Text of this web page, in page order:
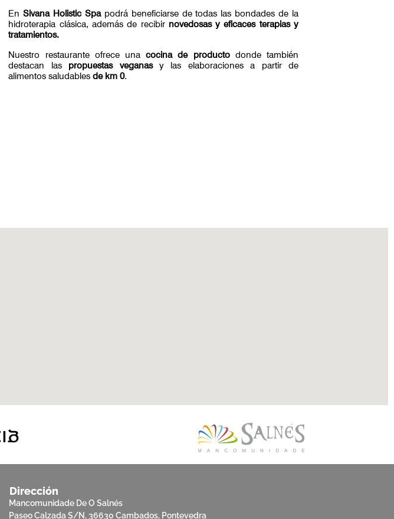
EnSivana Holistic Spapodrá beneficiarse de todas las bondades de la
hidroterapia clásica, además de recibir novedosas y eficaces terapias y
tratamientos.
Nuestro restaurante ofrece unacocina de productodonde también
destacan las propuestas veganasy las elaboraciones a partir de
alimentos saludablesde km 0.
Dirección
Mancomunidade De O Salnés
Paseo Calzada S/N, 36630 Cambados, Pontevedra